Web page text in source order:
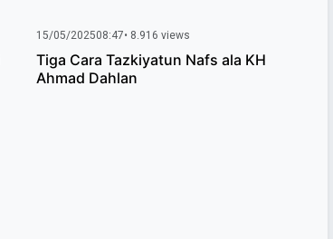
15/05/202508:47• 8.916 views
Tiga Cara Tazkiyatun Nafs ala KH
Ahmad Dahlan